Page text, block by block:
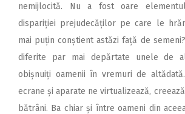
nemijlocită. Nu a fost oare
dispariției prejudecăților pe care le
mai puțin conștient astăzi față de
diferite par mai depărtate unele de
obișnuiți oamenii în vremuri de
ecrane și aparate ne virtualizează,
bătrâni. Ba chiar și între oameni din